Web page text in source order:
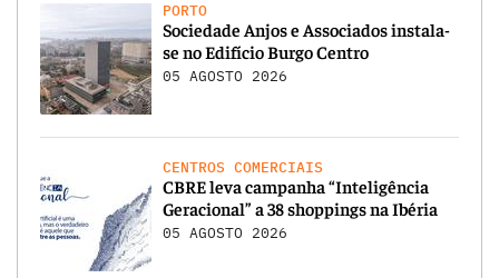
PORTO
Sociedade Anjos e Associados instala-
se no Edifício Burgo Centro
05 AGOSTO 2026
CENTROS COMERCIAIS
CBRE leva campanha “Inteligência
Geracional” a 38 shoppings na Ibéria
05 AGOSTO 2026